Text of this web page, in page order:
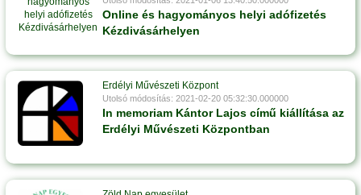
Online és hagyományos helyi adófizetés
Kézdivásárhelyen
Erdélyi Művészeti Központ
Utolsó módosítás: 2021-02-20 05:32:30.000000
In memoriam Kántor Lajos című kiállítása az
Erdélyi Művészeti Központban